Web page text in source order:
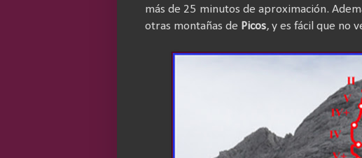
más de 25 minutos de aproximación.
otras montañas de Picos, y es fácil que no